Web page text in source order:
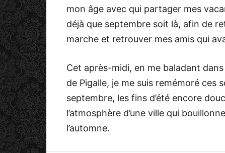
mon âge avec qui partager mes
déjà que septembre soit là, afin de
marche et retrouver mes amis qui
Cet après-midi, en me baladant
de Pigalle, je me suis remémoré ces
septembre, les fins d’été encore
l’atmosphère d’une ville qui
l’automne.